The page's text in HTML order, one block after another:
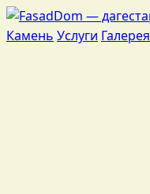
Камень Услуги Галерея